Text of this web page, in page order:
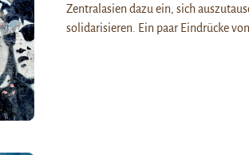
Zentralasien dazu ein, sich
solidarisieren. Ein paar Eindrücke